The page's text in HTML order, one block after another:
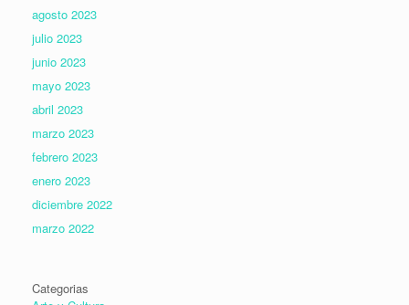
agosto 2023
julio 2023
junio 2023
mayo 2023
abril 2023
marzo 2023
febrero 2023
enero 2023
diciembre 2022
marzo 2022
Categorias